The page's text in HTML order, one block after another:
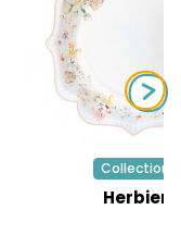
Collection
Herbier